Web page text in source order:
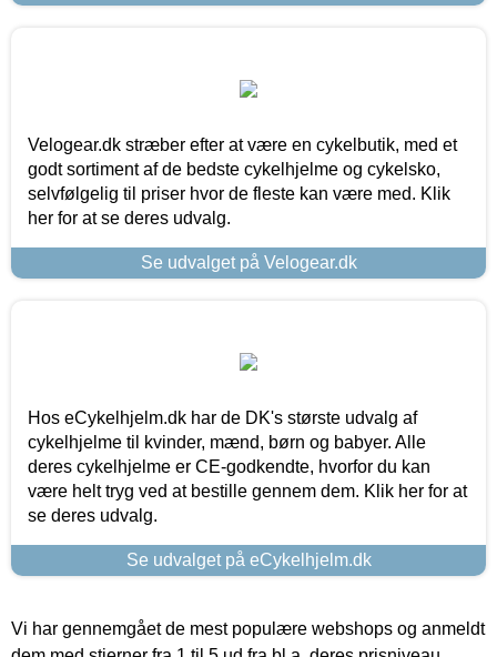
Velogear.dk stræber efter at være en cykelbutik, med et
godt sortiment af de bedste cykelhjelme og cykelsko,
selvfølgelig til priser hvor de fleste kan være med. Klik
her for at se deres udvalg.
Se udvalget på Velogear.dk
Hos eCykelhjelm.dk har de DK's største udvalg af
cykelhjelme til kvinder, mænd, børn og babyer. Alle
deres cykelhjelme er CE-godkendte, hvorfor du kan
være helt tryg ved at bestille gennem dem. Klik her for at
se deres udvalg.
Se udvalget på eCykelhjelm.dk
Vi har gennemgået de mest populære webshops og anmeldt